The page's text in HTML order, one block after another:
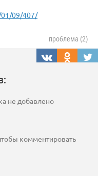
09/407/
проблема (2)
не добавлено
комментировать